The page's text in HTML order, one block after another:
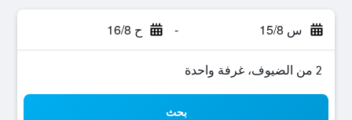
س 15/8 - ح 16/8
2 من الضيوف، غرفة واحدة
بحث